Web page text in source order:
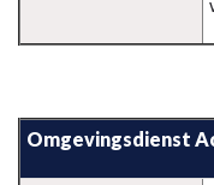
navigatie
Omgevingsdienst